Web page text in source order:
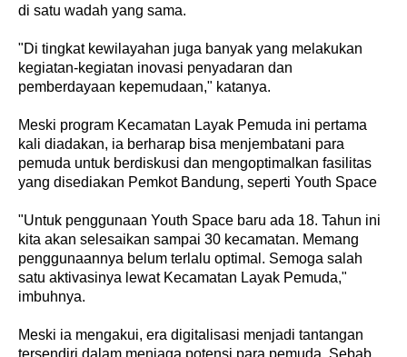
di satu wadah yang sama.
"Di tingkat kewilayahan juga banyak yang melakukan
kegiatan-kegiatan inovasi penyadaran dan
pemberdayaan kepemudaan," katanya.
Meski program Kecamatan Layak Pemuda ini pertama
kali diadakan, ia berharap bisa menjembatani para
pemuda untuk berdiskusi dan mengoptimalkan fasilitas
yang disediakan Pemkot Bandung, seperti Youth Space
"Untuk penggunaan Youth Space baru ada 18. Tahun ini
kita akan selesaikan sampai 30 kecamatan. Memang
penggunaannya belum terlalu optimal. Semoga salah
satu aktivasinya lewat Kecamatan Layak Pemuda,"
imbuhnya.
Meski ia mengakui, era digitalisasi menjadi tantangan
tersendiri dalam menjaga potensi para pemuda. Sebab,